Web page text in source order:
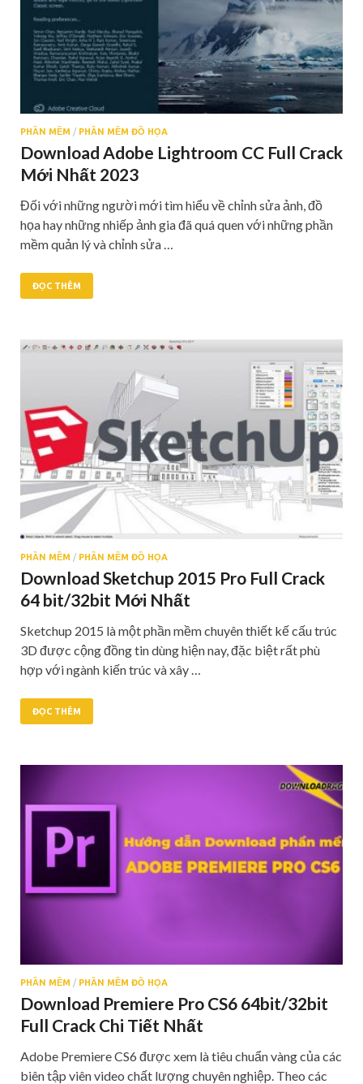
PHẦN MỀM / PHẦN MỀM ĐỒ HỌA
Download Adobe Lightroom CC Full Crack
Mới Nhất 2023
Đối với những người mới tìm hiểu về chỉnh sửa ảnh, đồ
họa hay những nhiếp ảnh gia đã quá quen với những phần
mềm quản lý và chỉnh sửa …
ĐỌC THÊM
PHẦN MỀM / PHẦN MỀM ĐỒ HỌA
Download Sketchup 2015 Pro Full Crack
64 bit/32bit Mới Nhất
Sketchup 2015 là một phần mềm chuyên thiết kế cấu trúc
3D được cộng đồng tin dùng hiện nay, đặc biệt rất phù
hợp với ngành kiến trúc và xây …
ĐỌC THÊM
PHẦN MỀM / PHẦN MỀM ĐỒ HỌA
Download Premiere Pro CS6 64bit/32bit
Full Crack Chi Tiết Nhất
Adobe Premiere CS6 được xem là tiêu chuẩn vàng của các
biên tập viên video chất lượng chuyên nghiệp. Theo các